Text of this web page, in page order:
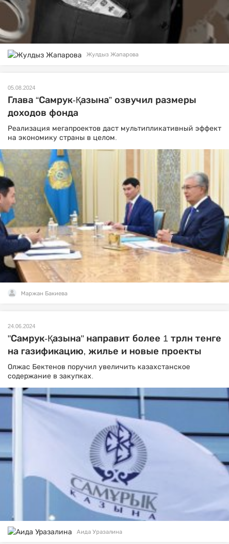
Жулдыз Жапарова
05.08.2024
Глава “Самрук-Қазына” озвучил размеры
доходов фонда
Реализация мегапроектов даст мультипликативный эффект
на экономику страны в целом.
Маржан Бакиева
24.06.2024
"Самрук-Қазына" направит более 1 трлн тенге
на газификацию, жилье и новые проекты
Олжас Бектенов поручил увеличить казахстанское
содержание в закупках.
Аида Уразалина